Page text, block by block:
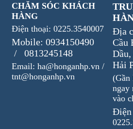
CHĂM SÓC KHÁCH
HÀNG
Điện thoại: 0225.3540007
Mobile: 0934150490
/ 0813245148
Email: ha@honganhp.vn /
tnt@honganhp.vn
Địa
Cầu
Hải
(Gần
ngay
vào
Điện